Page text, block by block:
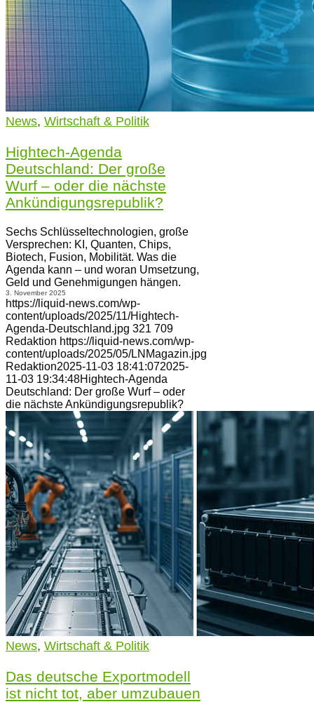
News, Wirtschaft & Politik
Hightech-Agenda
Deutschland: Der große
Wurf – oder die nächste
Ankündigungsrepublik?
Sechs Schlüsseltechnologien, große
Versprechen: KI, Quanten, Chips,
Biotech, Fusion, Mobilität. Was die
Agenda kann – und woran Umsetzung,
Geld und Genehmigungen hängen.
3. November 2025
https://liquid-news.com/wp-
content/uploads/2025/11/Hightech-
Agenda-Deutschland.jpg 321 709
Redaktion https://liquid-news.com/wp-
content/uploads/2025/05/LNMagazin.jpg
Redaktion2025-11-03 18:41:072025-
11-03 19:34:48Hightech-Agenda
Deutschland: Der große Wurf – oder
die nächste Ankündigungsrepublik?
News, Wirtschaft & Politik
Das deutsche Exportmodell
ist nicht tot, aber umzubauen